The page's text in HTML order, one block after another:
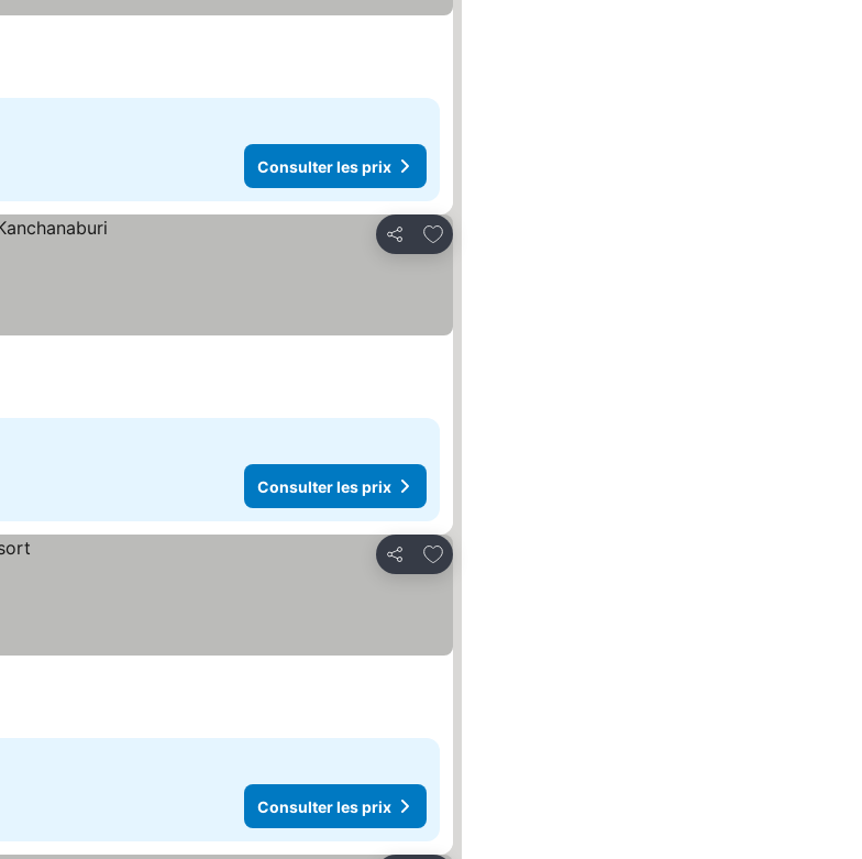
Consulter les prix
Partager
Ajouter à mes favoris
Consulter les prix
Partager
Ajouter à mes favoris
Consulter les prix